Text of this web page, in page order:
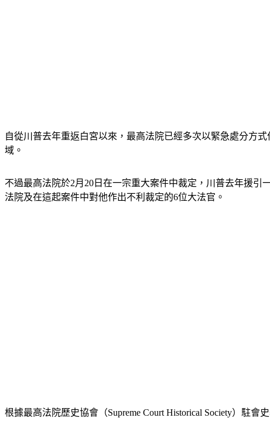
自從川普去年重返白宮以來，最高法院已經多次以緊急處分方
域。
不過最高法院於2月20日在一宗重大案件中裁定，川普去年援
法院及在這起案件中對他作出不利裁定的6位大法官。
根據最高法院歷史協會（Supreme Court Historical Society）駐